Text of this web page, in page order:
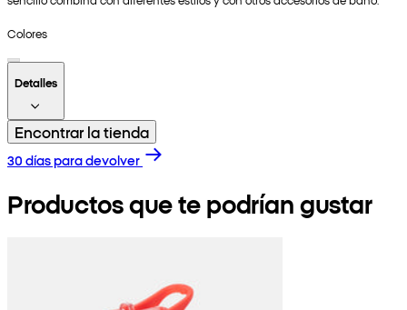
Colores
Detalles
Encontrar la tienda
30 días para devolver
Productos que te podrían gustar